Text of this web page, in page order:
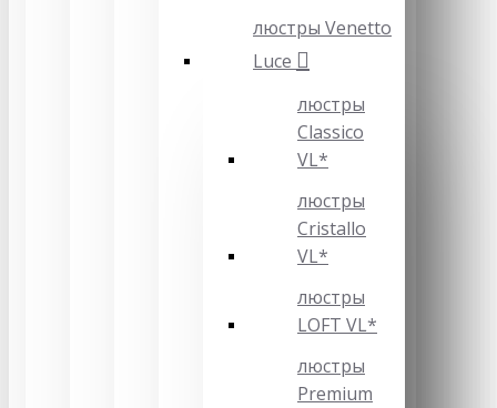
люстры Venetto
Luce
люстры
Classico
VL*
люстры
Cristallo
VL*
люстры
LOFT VL*
люстры
Premium